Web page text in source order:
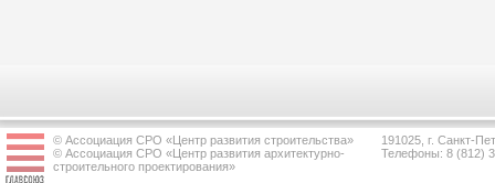
© Ассоциация СРО «Центр развития строительства»
© Ассоциация СРО «Центр развития архитектурно-
строительного проектирования»
191025, г. Санкт-
Телефоны: 8 (812)